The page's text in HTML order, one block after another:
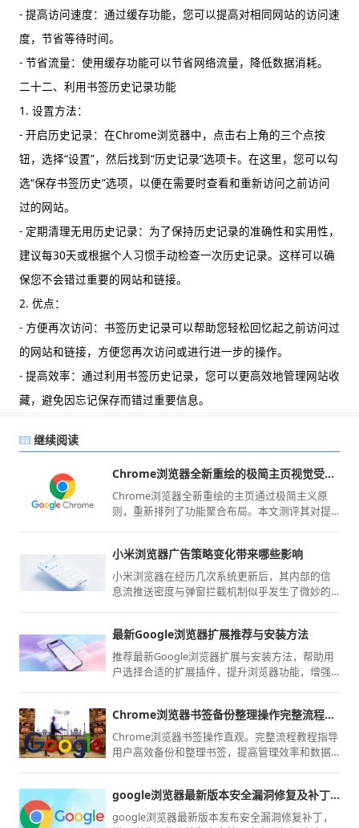
- 提高访问速度：通过缓存功能，您可以提高对相同网站的访问速
度，节省等待时间。
- 节省流量：使用缓存功能可以节省网络流量，降低数据消耗。
二十二、利用书签历史记录功能
1. 设置方法：
- 开启历史记录：在Chrome浏览器中，点击右上角的三个点按
钮，选择“设置”，然后找到“历史记录”选项卡。在这里，您可以勾
选“保存书签历史”选项，以便在需要时查看和重新访问之前访问
过的网站。
- 定期清理无用历史记录：为了保持历史记录的准确性和实用性，
建议每30天或根据个人习惯手动检查一次历史记录。这样可以确
保您不会错过重要的网站和链接。
2. 优点：
- 方便再次访问：书签历史记录可以帮助您轻松回忆起之前访问过
的网站和链接，方便您再次访问或进行进一步的操作。
- 提高效率：通过利用书签历史记录，您可以更高效地管理网站收
藏，避免因忘记保存而错过重要信息。
继续阅读
Chrome浏览器全新重绘的极简主页视觉受众效果测评
Chrome浏览器全新重绘的主页通过极简主义原
则，重新排列了功能聚合布局。本文测评其对提
小米浏览器广告策略变化带来哪些影响
小米浏览器在经历几次系统更新后，其内部的信
息流推送密度与弹窗拦截机制似乎发生了微妙的
造成的实际干扰，并提供相应的终极屏蔽应对策
略。
最新Google浏览器扩展推荐与安装方法
推荐最新Google浏览器扩展与安装方法，帮助用
户选择合适的扩展插件，提升浏览器功能，增强
Chrome浏览器书签备份整理操作完整流程教程
Chrome浏览器书签操作直观。完整流程教程指导
用户高效备份和整理书签，提高管理效率和数据
google浏览器最新版本安全漏洞修复及补丁详解
google浏览器最新版本发布安全漏洞修复补丁，